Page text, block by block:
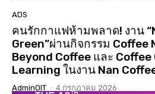
ADS
คนรักกาแฟห้ามพลาด! งาน
Green”ผ่านกิจกรรม Coffee
Beyond Coffee และ Coffee
Learning ในงาน Nan
AdminOIT - 4 กรกฎาคม 2026